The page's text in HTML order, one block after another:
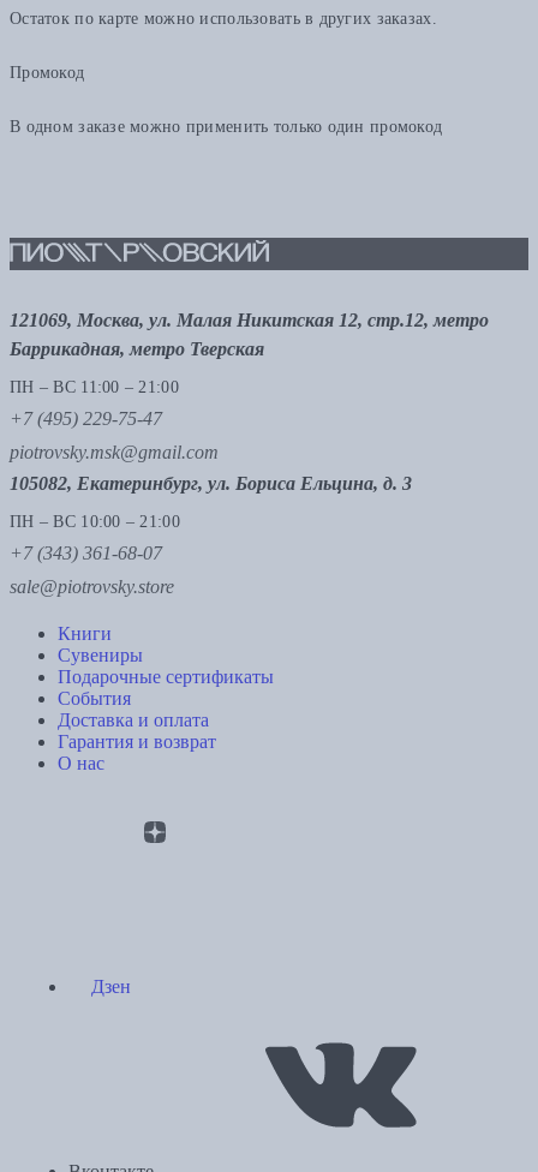
Остаток по карте можно использовать в других заказах.
Промокод
В одном заказе можно применить только один промокод
121069, Москва, ул. Малая Никитская 12, стр.12, метро
Баррикадная, метро Тверская
ПН – ВС 11:00 – 21:00
+7 (495) 229-75-47
piotrovsky.msk@gmail.com
105082, Екатеринбург, ул. Бориса Ельцина, д. 3
ПН – ВС 10:00 – 21:00
+7 (343) 361-68-07
sale@piotrovsky.store
Книги
Сувениры
Подарочные сертификаты
События
Доставка и оплата
Гарантия и возврат
О нас
Дзен